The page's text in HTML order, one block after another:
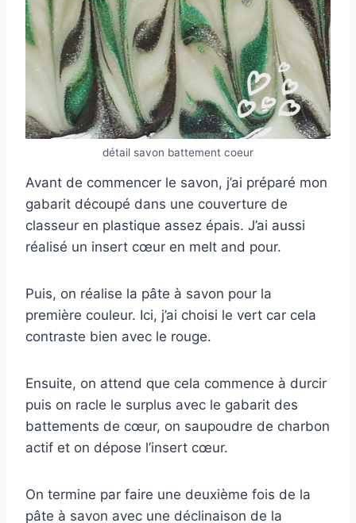
détail savon battement coeur
Avant de commencer le savon, j’ai préparé mon
gabarit découpé dans une couverture de
classeur en plastique assez épais. J’ai aussi
réalisé un insert cœur en melt and pour.
Puis, on réalise la pâte à savon pour la
première couleur. Ici, j’ai choisi le vert car cela
contraste bien avec le rouge.
Ensuite, on attend que cela commence à durcir
puis on racle le surplus avec le gabarit des
battements de cœur, on saupoudre de charbon
actif et on dépose l’insert cœur.
On termine par faire une deuxième fois de la
pâte à savon avec une déclinaison de la